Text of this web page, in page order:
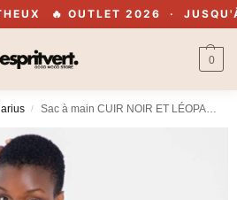
🔥 OUTLET 2026 · JUSQU'À -
0
/ Sac à main CUIR NOIR ET LÉOPARD – Paul Marius – Le Dandy S Chimère Denim/noir